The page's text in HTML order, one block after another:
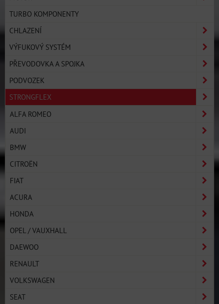
TURBO KOMPONENTY
CHLAZENÍ
VÝFUKOVÝ SYSTÉM
PŘEVODOVKA A SPOJKA
PODVOZEK
STRONGFLEX
ALFA ROMEO
AUDI
BMW
CITROËN
FIAT
ACURA
HONDA
OPEL / VAUXHALL
DAEWOO
RENAULT
VOLKSWAGEN
SEAT